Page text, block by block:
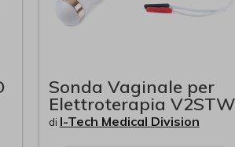
Sonda Vaginale per
Elettroterapia V2STW
di I-Tech Medical Division